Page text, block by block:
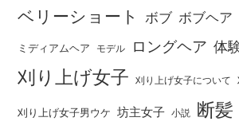
ベリーショート
ボブ ボブヘア
ミディアムヘア モデル ロングヘア 体
刈り上げ女子 刈り上げ女子について
刈り上げ女子男ウケ 坊主女子 小説 断髪